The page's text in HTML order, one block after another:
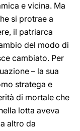
e vicina. Ma
si protrae a
il patriarca
del modo di
cambiato. Per
– la sua
stratega e
di mortale che
lotta aveva
altro da